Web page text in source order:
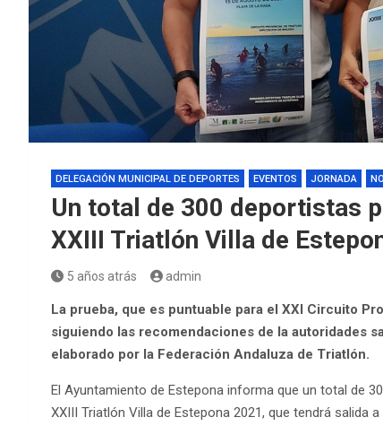
DELEGACIÓN MUNICIPAL DE DEPORTES EVENTOS JORNADA
Un total de 300 deportistas
XXIII Triatlón Villa de
5 años atrás admin
La prueba, que es puntuable para el XXI Circuito
siguiendo las recomendaciones de la autoridades
elaborado por la Federación Andaluza de Triatlón.
El Ayuntamiento de Estepona informa que un total de
XXIII Triatlón Villa de Estepona 2021, que tendrá salida